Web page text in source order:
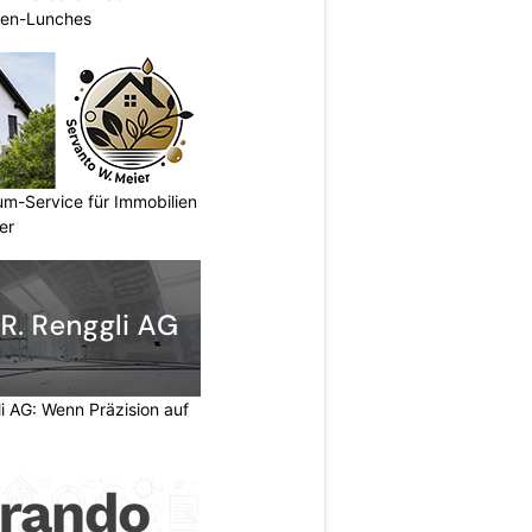
Lunches
Service für Immobilien
AG: Wenn Präzision auf